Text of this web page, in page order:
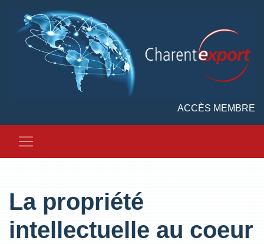
ACCÈS MEMBRE
La propriété
intellectuelle au coeur